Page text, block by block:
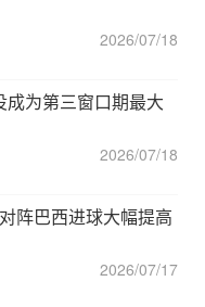
2026/07/18
为第三窗口期最大
2026/07/18
阵巴西进球大幅提高
2026/07/17